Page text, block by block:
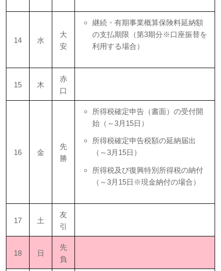
14 水
大
安
継続・有期事業概算保険料延納額
の支払期限（第3期分※口座振替を
利用する場合）
15 木
赤
口
16 金
先
勝
所得税確定申告（書面）の受付開
始（～3月15日）
所得税確定申告税額の延納届出
（～3月15日）
所得税及び復興特別所得税の納付
（～3月15日※現金納付の場合）
17 土
友
引
18 日
先
負